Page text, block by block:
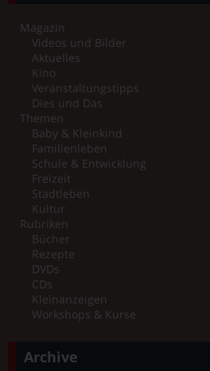
Magazin
Videos und Bilder
Aktuelles
Kino
Veranstaltungstipps
Dies und Das
Themen
Baby & Kleinkind
Familienleben
Schule & Entwicklung
Freizeit
Stadtleben
Kultur
Rubriken
Bücher
Rezepte
DVDs
CDs
Kleinanzeigen
Workshops & Kurse
Archive